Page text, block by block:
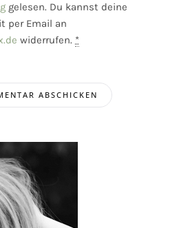
gelesen. Du kannst deine
per Email an
widerrufen. *